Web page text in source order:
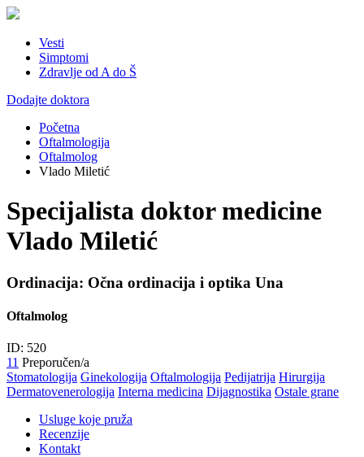
Vesti
Simptomi
Zdravlje od A do Š
Dodajte doktora
Početna
Oftalmologija
Oftalmolog
Vlado Miletić
Specijalista doktor medicine
Vlado Miletić
Ordinacija: Očna ordinacija i optika Una
Oftalmolog
ID: 520
11 Preporučen/a
Stomatologija Ginekologija Oftalmologija Pedijatrija Hirurgija
Dermatovenerologija Interna medicina Dijagnostika Ostale grane
Usluge koje pruža
Recenzije
Kontakt